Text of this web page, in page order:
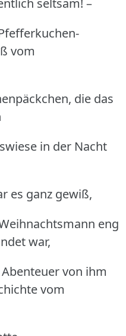
vom
die das
in der Nacht
es ganz gewiß,
eng
war,
von ihm
vom